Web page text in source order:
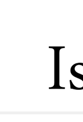
POLITIK
RECHT